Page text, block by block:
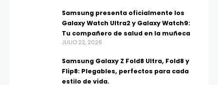
Samsung presenta oficialmente los
Galaxy Watch Ultra2 y Galaxy Watch9:
Tu compañero de salud en la muñeca
JULIO 22, 2026
Samsung Galaxy Z Fold8 Ultra, Fold8 y
Flip8: Plegables, perfectos para cada
estilo de vida.